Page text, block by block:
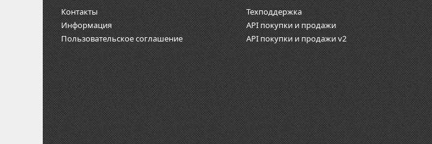
Контакты
Информация
Пользовательское соглашение
Техподдержка
API покупки и продажи
API покупки и продажи v2